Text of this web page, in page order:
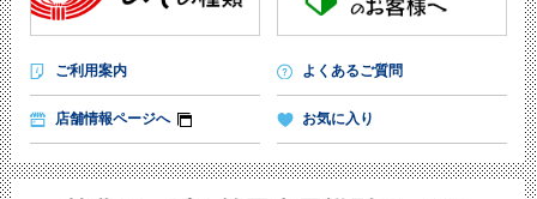
ご利用案内 よくあるご質問
店舗情報ページへ お気に入り